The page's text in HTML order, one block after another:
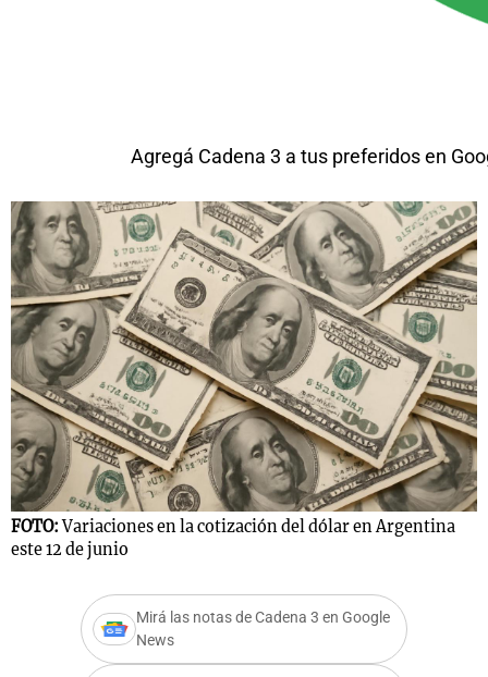
Agregá Cadena 3 a tus preferidos en
FOTO: Variaciones en la cotización del dólar en Argentina
este 12 de junio
Mirá las notas de Cadena 3 en Google
News